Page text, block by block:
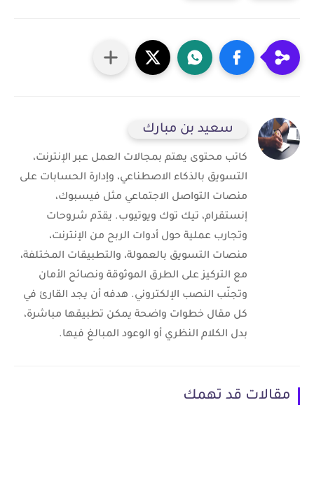
سعيد بن مبارك
كاتب محتوى يهتم بمجالات العمل عبر الإنترنت،
التسويق بالذكاء الاصطناعي، وإدارة الحسابات على
منصات التواصل الاجتماعي مثل فيسبوك،
إنستقرام، تيك توك ويوتيوب. يقدّم شروحات
وتجارب عملية حول أدوات الربح من الإنترنت،
منصات التسويق بالعمولة، والتطبيقات المختلفة،
مع التركيز على الطرق الموثوقة ونصائح الأمان
وتجنّب النصب الإلكتروني. هدفه أن يجد القارئ في
كل مقال خطوات واضحة يمكن تطبيقها مباشرة،
بدل الكلام النظري أو الوعود المبالغ فيها.
مقالات قد تهمك